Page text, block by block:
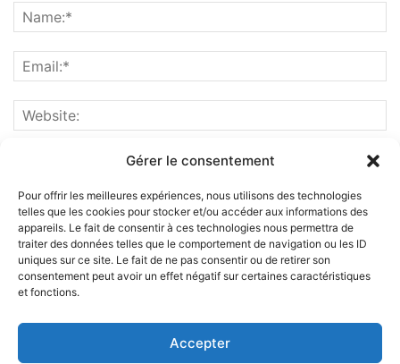
Gérer le consentement
Pour offrir les meilleures expériences, nous utilisons des technologies
telles que les cookies pour stocker et/ou accéder aux informations des
appareils. Le fait de consentir à ces technologies nous permettra de
traiter des données telles que le comportement de navigation ou les ID
uniques sur ce site. Le fait de ne pas consentir ou de retirer son
consentement peut avoir un effet négatif sur certaines caractéristiques
et fonctions.
Accepter
ABOUT US